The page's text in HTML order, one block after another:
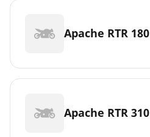
Apache RTR 180
Apache RTR 310